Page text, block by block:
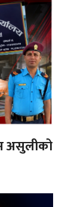
असुलीको